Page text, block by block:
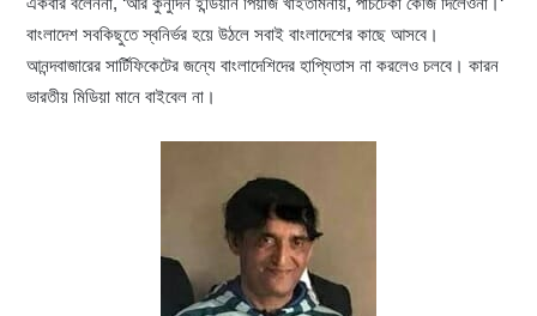
বাংলাদেশ সবকিছুতে স্বনির্ভর হয়ে উঠলে সবাই বাংলাদেশের কাছে আসবে।
আনন্দবাজারের সার্টিফিকেটের জন্যে বাংলাদেশিদের হাপ্যিতাস না করলেও চলবে। কারন
ভারতীয় মিডিয়া মানে বাইবেল না।